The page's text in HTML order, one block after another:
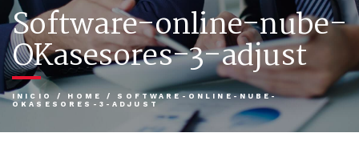
Software-online-nube-
OKasesores-3-adjust
INICIO / HOME / SOFTWARE-ONLINE-NUBE-
OKASESORES-3-ADJUST